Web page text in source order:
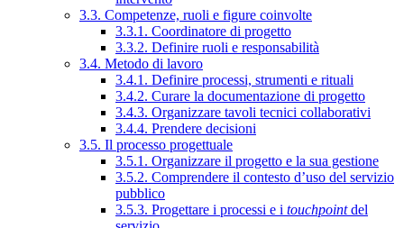
3.3. Competenze, ruoli e figure coinvolte
3.3.1. Coordinatore di progetto
3.3.2. Definire ruoli e responsabilità
3.4. Metodo di lavoro
3.4.1. Definire processi, strumenti e rituali
3.4.2. Curare la documentazione di progetto
3.4.3. Organizzare tavoli tecnici collaborativi
3.4.4. Prendere decisioni
3.5. Il processo progettuale
3.5.1. Organizzare il progetto e la sua gestione
3.5.2. Comprendere il contesto d’uso del servizio
pubblico
3.5.3. Progettare i processi e i touchpointdel